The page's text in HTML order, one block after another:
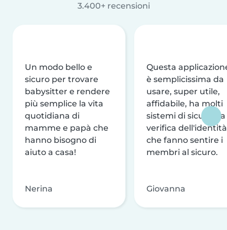
3.400+ recensioni
Un modo bello e
sicuro per trovare
babysitter e rendere
più semplice la vita
quotidiana di
mamme e papà che
hanno bisogno di
aiuto a casa!
Nerina
Questa
è semplicissima da
usare, super utile,
affidabile, ha molti
sistemi di sicurezza
verifica dell'identità
che fanno sentire i
membri al sicuro.
Giovanna